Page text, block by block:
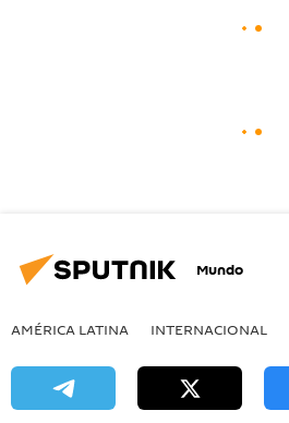
Mundo
AMÉRICA LATINA INTERNACIONAL